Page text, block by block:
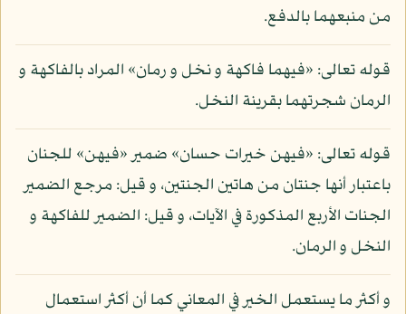
من منبعهما بالدفع.
قوله تعالى: «فيهما فاكهة و نخل و رمان» المراد بالفاكهة و
الرمان شجرتهما بقرينة النخل.
قوله تعالى: «فيهن خيرات حسان» ضمير «فيهن» للجنان
باعتبار أنها جنتان من هاتين الجنتين، و قيل: مرجع الضمير
الجنات الأربع المذكورة في الآيات، و قيل: الضمير للفاكهة و
النخل و الرمان.
و أكثر ما يستعمل الخير في المعاني كما أن أكثر استعمال